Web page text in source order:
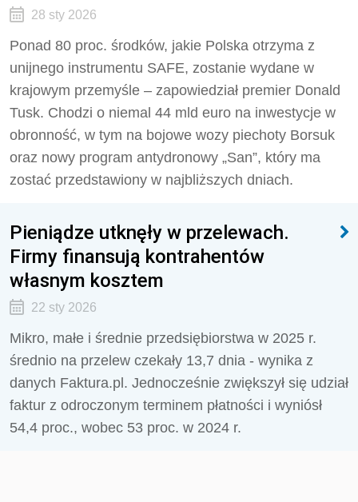
28 sty 2026
Ponad 80 proc. środków, jakie Polska otrzyma z
unijnego instrumentu SAFE, zostanie wydane w
krajowym przemyśle – zapowiedział premier Donald
Tusk. Chodzi o niemal 44 mld euro na inwestycje w
obronność, w tym na bojowe wozy piechoty Borsuk
oraz nowy program antydronowy „San”, który ma
zostać przedstawiony w najbliższych dniach.
Pieniądze utknęły w przelewach.
Firmy finansują kontrahentów
własnym kosztem
22 sty 2026
Mikro, małe i średnie przedsiębiorstwa w 2025 r.
średnio na przelew czekały 13,7 dnia - wynika z
danych Faktura.pl. Jednocześnie zwiększył się udział
faktur z odroczonym terminem płatności i wyniósł
54,4 proc., wobec 53 proc. w 2024 r.